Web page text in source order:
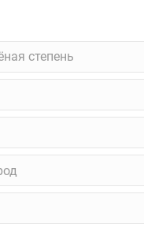
степень